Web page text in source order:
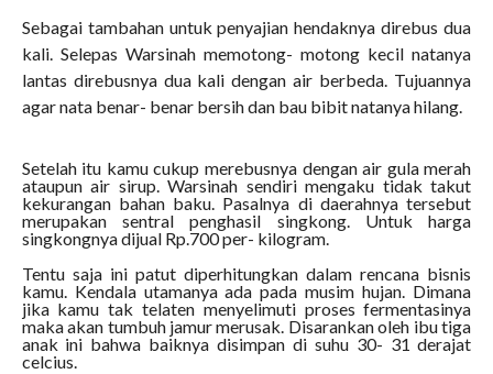
Sebagai tambahan untuk penyajian hendaknya direbus dua
kali. Selepas Warsinah memotong- motong kecil natanya
lantas direbusnya dua kali dengan air berbeda. Tujuannya
agar nata benar- benar bersih dan bau bibit natanya hilang.
Setelah itu kamu cukup merebusnya dengan air gula merah
ataupun air sirup. Warsinah sendiri mengaku tidak takut
kekurangan bahan baku. Pasalnya di daerahnya tersebut
merupakan sentral penghasil singkong. Untuk harga
singkongnya dijual Rp.700 per- kilogram.
Tentu saja ini patut diperhitungkan dalam rencana bisnis
kamu. Kendala utamanya ada pada musim hujan. Dimana
jika kamu tak telaten menyelimuti proses fermentasinya
maka akan tumbuh jamur merusak. Disarankan oleh ibu tiga
anak ini bahwa baiknya disimpan di suhu 30- 31 derajat
celcius.